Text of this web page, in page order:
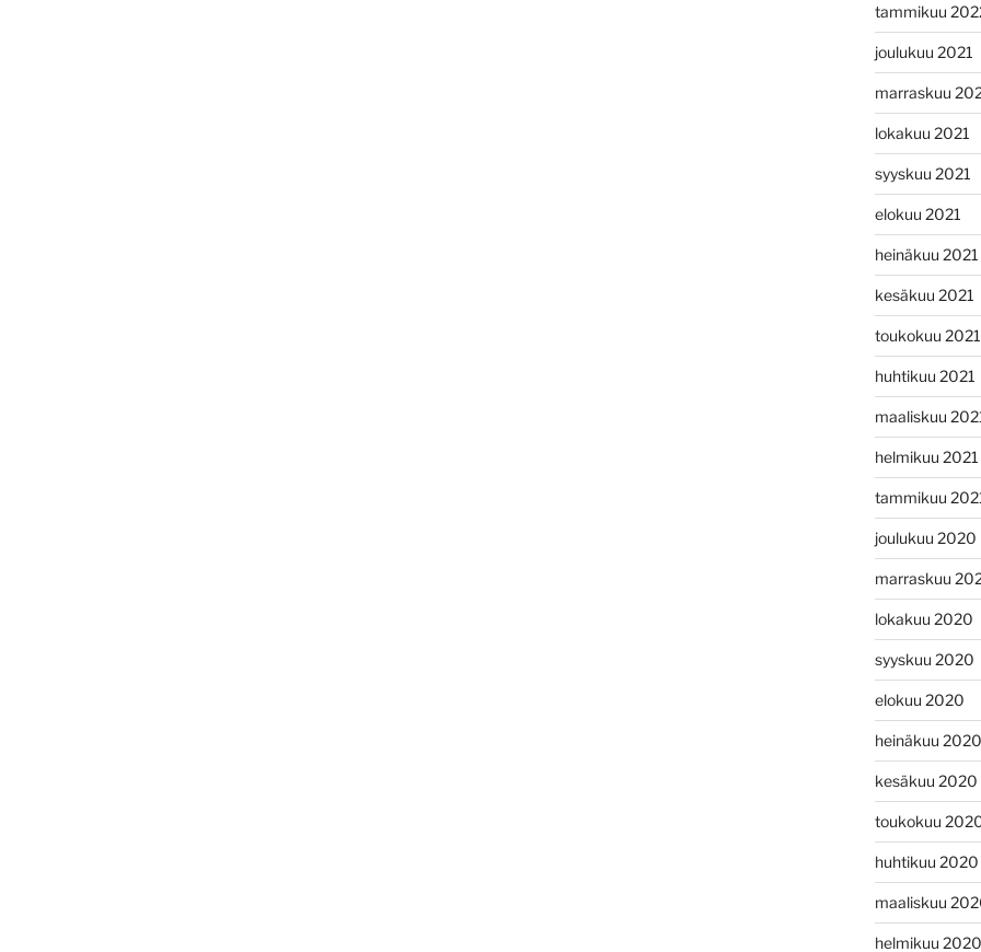
tammikuu
joulukuu 2021
marraskuu
lokakuu 2021
syyskuu 2021
elokuu 2021
heinäkuu 2021
kesäkuu 2021
toukokuu 2021
huhtikuu 2021
maaliskuu
helmikuu 2021
tammikuu
joulukuu 2020
marraskuu
lokakuu 2020
syyskuu 2020
elokuu 2020
heinäkuu 2020
kesäkuu 2020
toukokuu
huhtikuu 2020
maaliskuu
helmikuu 2020